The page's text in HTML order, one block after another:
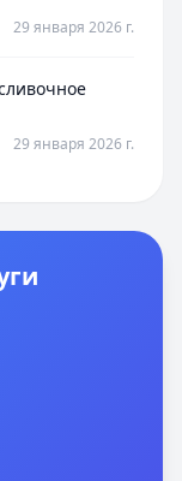
29 января 2026 г.
29 января 2026 г.